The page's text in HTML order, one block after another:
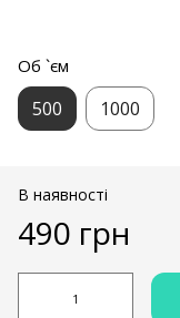
Об `єм
500 1000
В наявності
490 грн